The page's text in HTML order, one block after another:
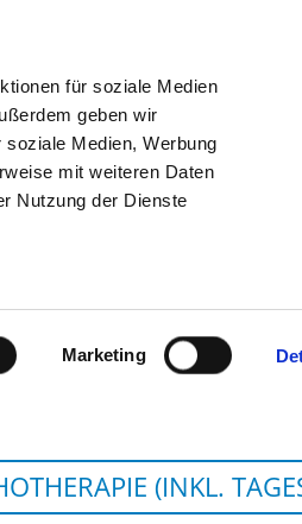
für soziale Medien
geben wir
Medien, Werbung
mit weiteren Daten
Nutzung der Dienste
Marketing
DAS DKV STELLENBÖRSE
(INKL.